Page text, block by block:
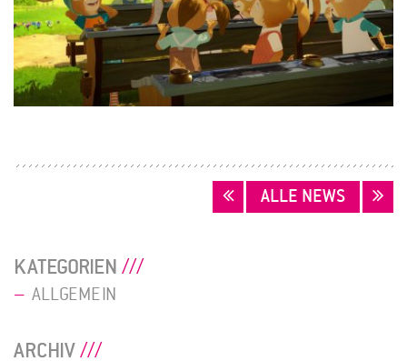
ALLE NEWS
KATEGORIEN
ALLGEMEIN
ARCHIV